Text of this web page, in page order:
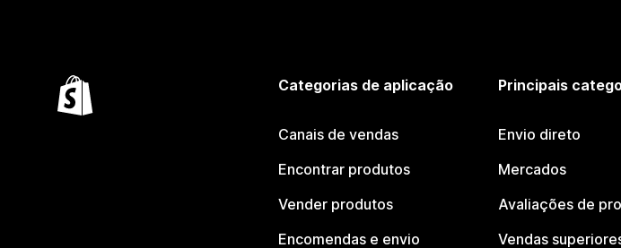
Categorias de aplicação
Canais de vendas
Encontrar produtos
Vender produtos
Encomendas e envio
Principais
Envio direto
Mercados
Avaliações de
Vendas